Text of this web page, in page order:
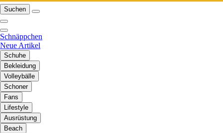
Suchen
Schnäppchen
Neue Artikel
Schuhe
Bekleidung
Volleybälle
Schoner
Fans
Lifestyle
Ausrüstung
Beach